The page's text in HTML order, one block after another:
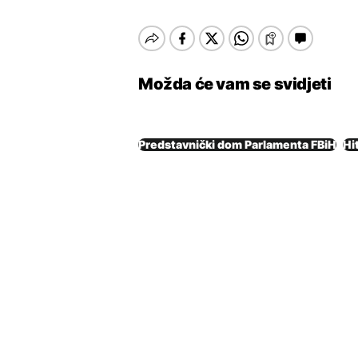
Možda će vam se svidjeti
Predstavnički dom Parlamenta FBiH